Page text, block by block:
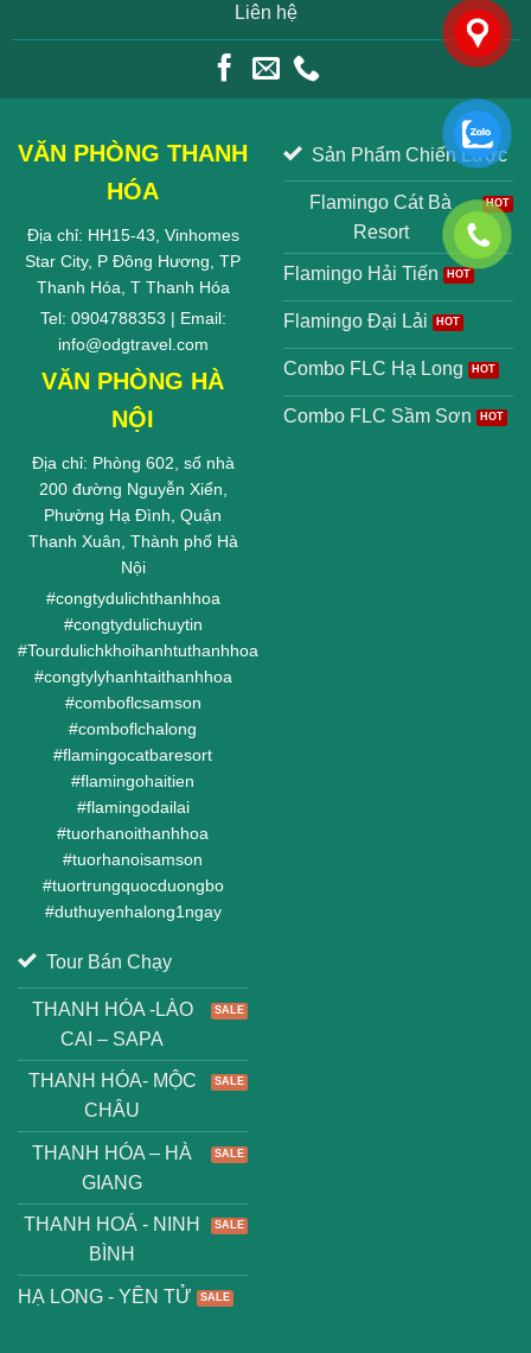
Liên hệ
VĂN PHÒNG THANH
HÓA
Địa chỉ: HH15-43, Vinhomes
Star City, P Đông Hương, TP
Thanh Hóa, T Thanh Hóa
Tel: 0904788353 | Email:
info@odgtravel.com
VĂN PHÒNG HÀ
NỘI
Địa chỉ: Phòng 602, số nhà
200 đường Nguyễn Xiển,
Phường Hạ Đình, Quận
Thanh Xuân, Thành phố Hà
Nội
#congtydulichthanhhoa
#congtydulichuytin
#Tourdulichkhoihanhtuthanhhoa
#congtylyhanhtaithanhhoa
#comboflcsamson
#comboflchalong
#flamingocatbaresort
#flamingohaitien
#flamingodailai
#tuorhanoithanhhoa
#tuorhanoisamson
#tuortrungquocduongbo
#duthuyenhalong1ngay
Sản Phẩm Chiến Lược
Flamingo Cát Bà
Resort
Flamingo Hải Tiến
Flamingo Đại Lải
Combo FLC Hạ Long
Combo FLC Sầm Sơn
Tour Bán Chạy
THANH HÓA -LÀO
CAI – SAPA
THANH HÓA- MỘC
CHÂU
THANH HÓA – HÀ
GIANG
THANH HOÁ - NINH
BÌNH
HẠ LONG - YÊN TỬ